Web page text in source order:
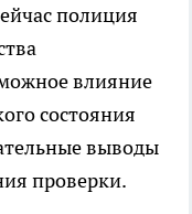
полиция
влияние
состояния
выводы
проверки.